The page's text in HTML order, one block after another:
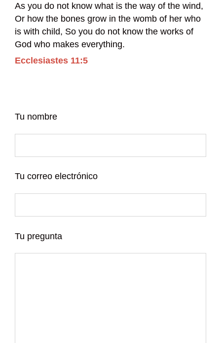
As you do not know what is the way of the wind,
Or how the bones grow in the womb of her who
is with child, So you do not know the works of
God who makes everything.
Ecclesiastes 11:5
Tu nombre
Tu correo electrónico
Tu pregunta